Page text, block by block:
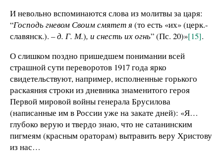
И невольно вспоминаются слова из молитвы за царя:
“Господь гневом Своим смятет я (то есть «их» (церк.-
славянск.). – д. Г. М.), и снесть их огнь” (Пс. 20)»[15].
О слишком поздно пришедшем понимании всей
страшной сути переворотов 1917 года ярко
свидетельствуют, например, исполненные горького
раскаяния строки из дневника знаменитого героя
Первой мировой войны генерала Брусилова
(написанные им в России уже на закате дней): «Я…
глубоко верую и твердо знаю, что не сатанинским
пигмеям (красным ораторам) вытравить веру Христову
из нас…